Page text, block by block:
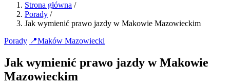
Strona główna /
Porady /
Jak wymienić prawo jazdy w Makowie Mazowieckim
Porady 📍Maków Mazowiecki
Jak wymienić prawo jazdy w Makowie
Mazowieckim